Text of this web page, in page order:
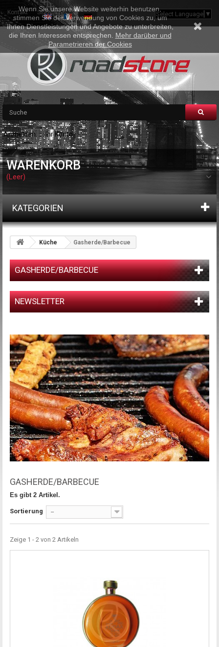
Kontakt Sitemap Select Language ▼
Anmelden Ihr Konto
WARENKORB
(Leer)
KATEGORIEN
Küche Gasherde/Barbecue
GASHERDE/BARBECUE
NEWSLETTER
GASHERDE/BARBECUE
Es gibt 2 Artikel.
Sortierung --
Zeige 1 - 2 von 2 Artikeln
Wenn Sie unsere Website weiterhin benutzen,
stimmen Sie der Verwendung von Cookies zu, um
Ihnen Dienstleistungen und Angebote zu unterbreiten,
die Ihren Interessen entsprechen. Mehr darüber und
Parametrieren der Cookies